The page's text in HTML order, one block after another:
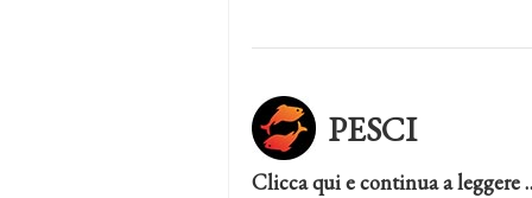
PESCI
Clicca qui e continua a leggere